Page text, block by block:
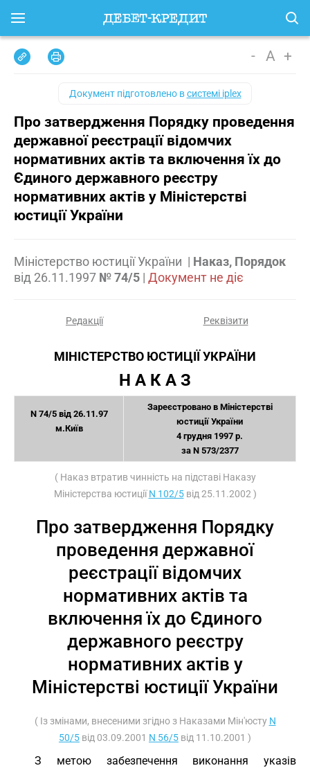
- A +
Документ підготовлено всистемі iplex
Про затвердження Порядку проведення
державної реєстрації відомчих
нормативних актів та включення їх до
Єдиного державного реєстру
нормативних актів у Міністерстві
юстиції України
Міністерство юстиції України | Наказ, Порядок
від 26.11.1997 № 74/5 | Документ не діє
Редакції Реквізити
МІНІСТЕРСТВО ЮСТИЦІЇ УКРАЇНИ
Н А К А З
N 74/5 від 26.11.97
м.Київ
Зареєстровано в Міністерстві
юстиції України
4 грудня 1997 р.
за N 573/2377
( Наказ втратив чинність на підставі Наказу
Міністерства юстиціїN 102/5від 25.11.2002 )
Про затвердження Порядку
проведення державної
реєстрації відомчих
нормативних актів та
включення їх до Єдиного
державного реєстру
нормативних актів у
Міністерстві юстиції України
( Із змінами, внесеними згідно з Наказами Мін'юсту N
50/5 від 03.09.2001 N 56/5 від 11.10.2001 )
З метою забезпечення виконання указів